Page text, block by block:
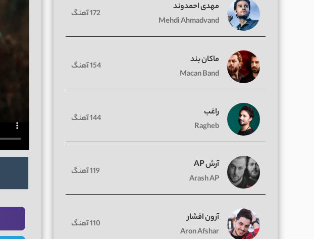
مهدی احمدوند
Mehdi Ahmadvand
172 آهنگ
ماکان بند
Macan Band
154 آهنگ
راغب
Ragheb
144 آهنگ
آرش AP
Arash AP
119 آهنگ
آرون افشار
Aron Afshar
110 آهنگ